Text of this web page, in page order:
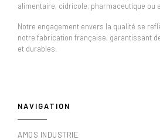
alimentaire, cidricole, pharmaceutique ou
Notre engagement envers la qualité se
notre fabrication française, garantissant
et durables.
NAVIGATION
AMOS INDUSTRIE